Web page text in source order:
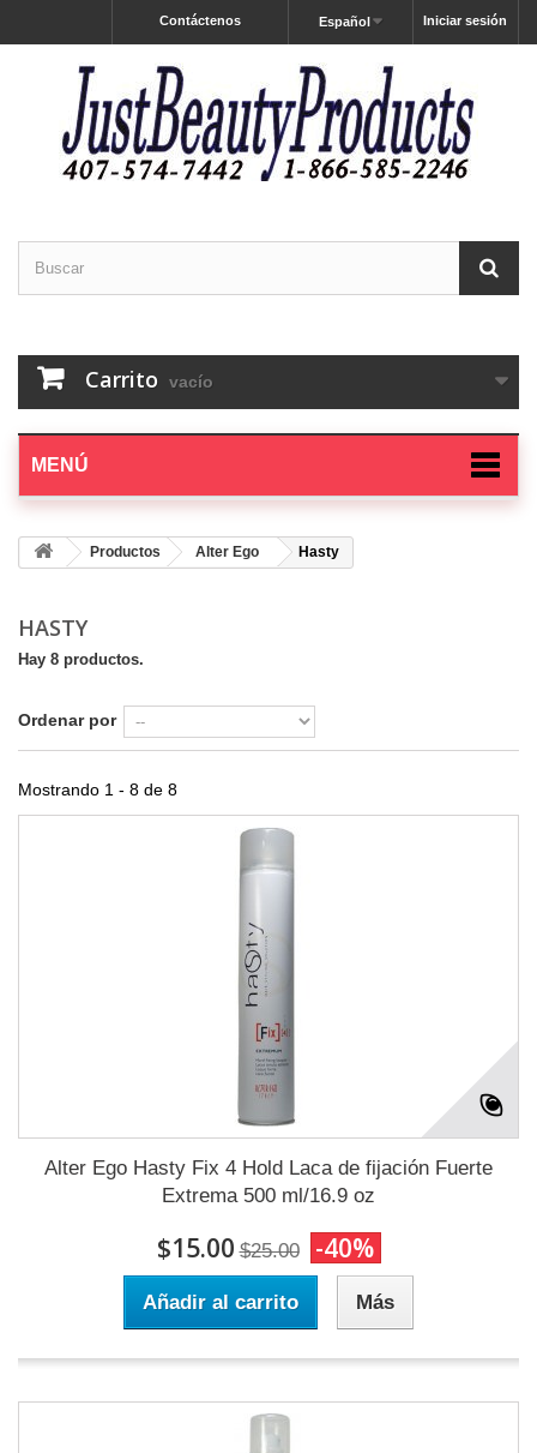
Iniciar sesión
Español
Contáctenos
Carrito vacío
MENÚ
Productos Alter Ego Hasty
HASTY
Hay 8 productos.
Ordenar por
Mostrando 1 - 8 de 8
Alter Ego Hasty Fix 4 Hold Laca de fijación Fuerte
Extrema 500 ml/16.9 oz
$15.00 $25.00 -40%
Añadir al carrito Más